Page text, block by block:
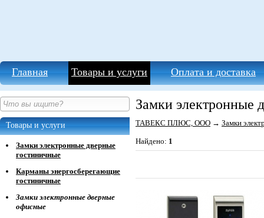
Главная Товары и услуги Оплата и доставка
Товары и услуги
Замки электронные дверные
гостиничные
Карманы энергосберегающие
гостиничные
Замки электронные дверные
офисные
Замки электронные
ТАВЕКС ПЛЮС, ООО → Замки
Найдено: 1